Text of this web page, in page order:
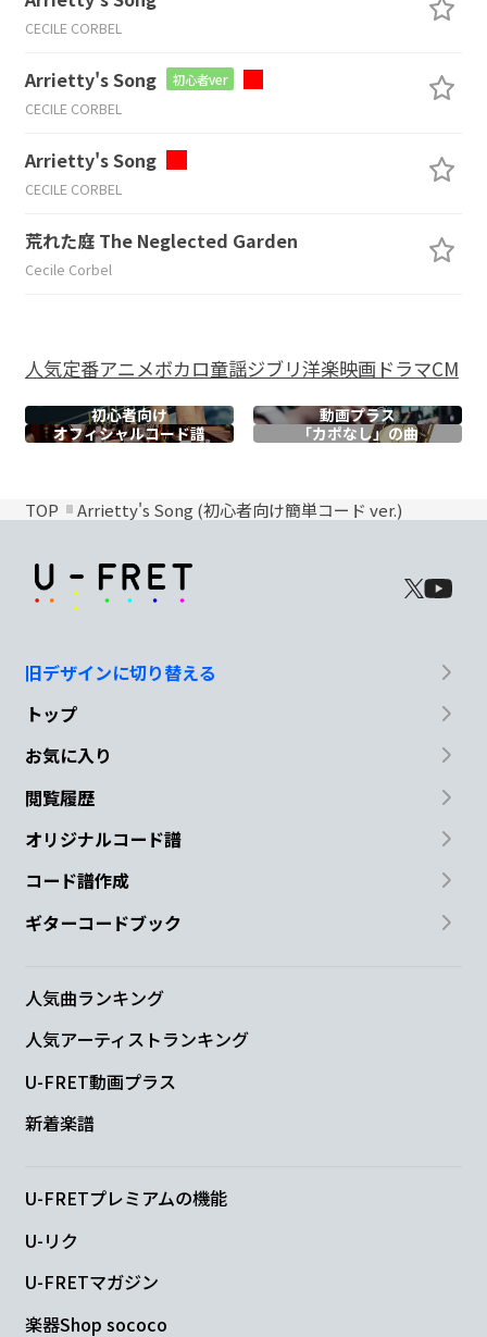
CECILE CORBEL
Arrietty's Song 初心者ver
CECILE CORBEL
Arrietty's Song
CECILE CORBEL
荒れた庭 The Neglected Garden
Cecile Corbel
人気定番アニメボカロ童謡ジブリ洋楽映画ドラマCM
初心者向け
動画プラス
オフィシャルコード譜 「カポなし」の曲
TOP Arrietty's Song (初心者向け簡単コード ver.)
旧デザインに切り替える
トップ
お気に入り
閲覧履歴
オリジナルコード譜
コード譜作成
ギターコードブック
人気曲ランキング
人気アーティストランキング
U-FRET動画プラス
新着楽譜
U-FRETプレミアムの機能
U-リク
U-FRETマガジン
楽器Shop sococo